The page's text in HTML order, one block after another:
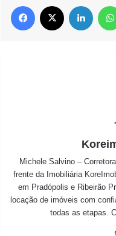
Facebook
Michele Salvino –
frente da Imobiliária
em Pradópolis e Ribeirão
locação de imóveis com
todas as etapas.